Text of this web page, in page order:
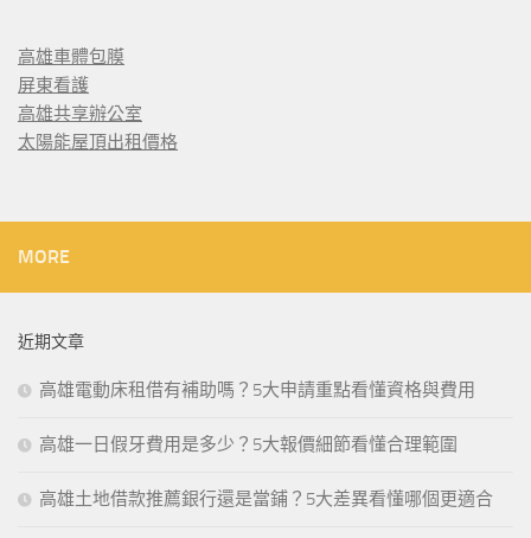
高雄車體包膜
屏東看護
高雄共享辦公室
太陽能屋頂出租價格
MORE
近期文章
高雄電動床租借有補助嗎？5大申請重點看懂資格與費用
高雄一日假牙費用是多少？5大報價細節看懂合理範圍
高雄土地借款推薦銀行還是當鋪？5大差異看懂哪個更適合